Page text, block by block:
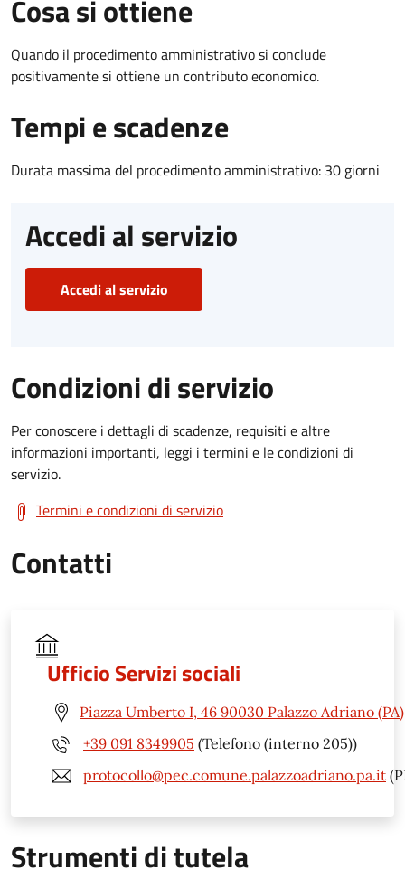
Cosa si ottiene
Quando il procedimento amministrativo si conclude
positivamente si ottiene un contributo economico.
Tempi e scadenze
Durata massima del procedimento amministrativo: 30 giorni
Accedi al servizio
Accedi al servizio
Condizioni di servizio
Per conoscere i dettagli di scadenze, requisiti e altre
informazioni importanti, leggi i termini e le condizioni di
servizio.
Termini e condizioni di servizio
Contatti
Ufficio Servizi sociali
Piazza Umberto I, 46 90030 Palazzo Adriano (PA)
+39 091 8349905 (Telefono (interno 205))
protocollo@pec.comune.palazzoadriano.pa.it
Strumenti di tutela